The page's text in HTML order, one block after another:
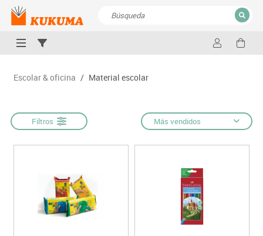
CERRAR
Escolar & oficina / Material escolar
Filtros Más vendidos